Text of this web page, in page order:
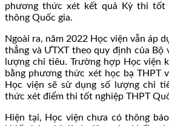
phương thức xét kết quả Kỳ thi tốt
thông Quốc gia.
Ngoài ra, năm 2022 Học viện vẫn áp
thẳng và ƯTXT theo quy định của Bộ
lượng chỉ tiêu. Trường hợp Học viện
bằng phương thức xét học bạ THPT
Học viện sẽ sử dụng số lượng chỉ
thức xét điểm thi tốt nghiệp THPT
Hiện tại, Học viện chưa có thông